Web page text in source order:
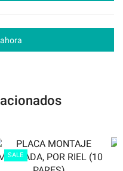
SALE